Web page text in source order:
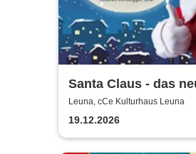
Santa Claus - das
Weihnachtsmusical
nur) für Kinder
Leuna, cCe Kulturhaus Leuna
19.12.2026